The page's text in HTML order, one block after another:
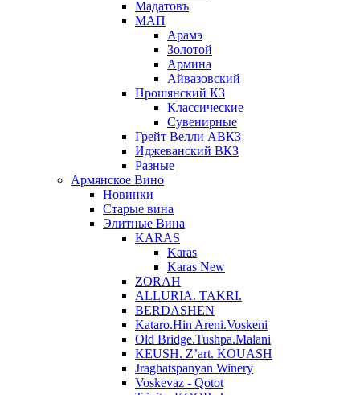
Мадатовъ
МАП
Арамэ
Золотой
Армина
Айвазовский
Прошянский КЗ
Классические
Сувенирные
Грейт Велли АВКЗ
Иджеванский ВКЗ
Разные
Армянское Вино
Новинки
Старые вина
Элитные Вина
KARAS
Karas
Karas New
ZORAH
ALLURIA. TAKRI.
BERDASHEN
Kataro.Hin Areni.Voskeni
Old Bridge.Tushpa.Malani
KEUSH. Z’art. KOUASH
Jraghatspanyan Winery
Voskevaz - Qotot